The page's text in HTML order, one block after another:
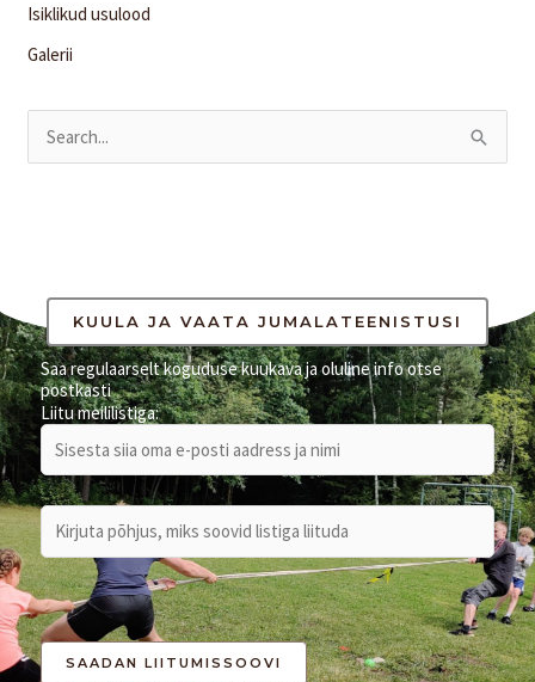
Isiklikud usulood
Galerii
h
f
o
r
KUULA JA VAATA JUMALATEENISTUSI
Saa regulaarselt koguduse kuukava ja oluline info otse
postkasti
Liitu meililistiga: